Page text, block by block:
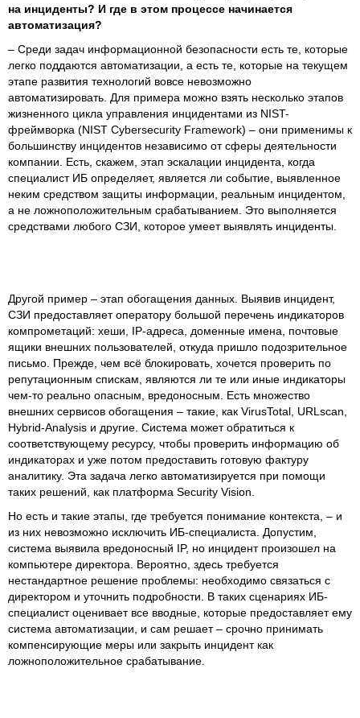
на инциденты? И где в этом процессе начинается
автоматизация?
– Среди задач информационной безопасности есть те, которые
легко поддаются автоматизации, а есть те, которые на текущем
этапе развития технологий вовсе невозможно
автоматизировать. Для примера можно взять несколько этапов
жизненного цикла управления инцидентами из NIST-
фреймворка (NIST Cybersecurity Framework) – они применимы к
большинству инцидентов независимо от сферы деятельности
компании. Есть, скажем, этап эскалации инцидента, когда
специалист ИБ определяет, является ли событие, выявленное
неким средством защиты информации, реальным инцидентом,
а не ложноположительным срабатыванием. Это выполняется
средствами любого СЗИ, которое умеет выявлять инциденты.
Другой пример – этап обогащения данных. Выявив инцидент,
СЗИ предоставляет оператору большой перечень индикаторов
компрометаций: хеши, IP-адреса, доменные имена, почтовые
ящики внешних пользователей, откуда пришло подозрительное
письмо. Прежде, чем всё блокировать, хочется проверить по
репутационным спискам, являются ли те или иные индикаторы
чем-то реально опасным, вредоносным. Есть множество
внешних сервисов обогащения – такие, как VirusTotal, URLscan,
Hybrid-Analysis и другие. Система может обратиться к
соответствующему ресурсу, чтобы проверить информацию об
индикаторах и уже потом предоставить готовую фактуру
аналитику. Эта задача легко автоматизируется при помощи
таких решений, как платформа Security Vision.
Но есть и такие этапы, где требуется понимание контекста, – и
из них невозможно исключить ИБ-специалиста. Допустим,
система выявила вредоносный IP, но инцидент произошел на
компьютере директора. Вероятно, здесь требуется
нестандартное решение проблемы: необходимо связаться с
директором и уточнить подробности. В таких сценариях ИБ-
специалист оценивает все вводные, которые предоставляет ему
система автоматизации, и сам решает – срочно принимать
компенсирующие меры или закрыть инцидент как
ложноположительное срабатывание.